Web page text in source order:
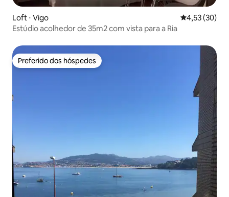
Loft ⋅ Vigo 4,53 de uma
4,53 (30)
Estúdio acolhedor de 35m2 com vista para a Ria
Preferido dos hóspedes
Preferido dos hóspedes